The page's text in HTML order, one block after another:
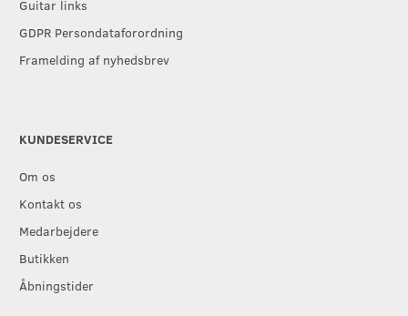
Guitar links
GDPR Persondataforordning
Framelding af nyhedsbrev
KUNDESERVICE
Om os
Kontakt os
Medarbejdere
Butikken
Åbningstider